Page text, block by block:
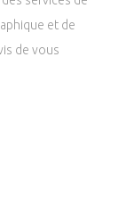
et de
de vous